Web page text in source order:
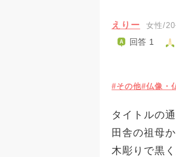
えりー 女性/
回答 1
#その他#仏像・
タイトルの通
田舎の祖母
木彫りで黒